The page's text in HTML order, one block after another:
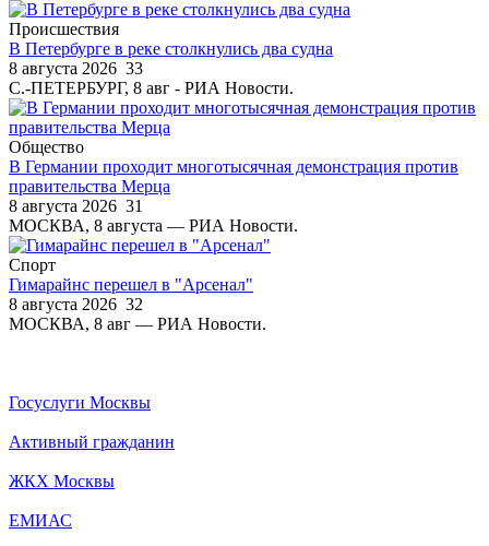
Происшествия
В Петербурге в реке столкнулись два судна
8 августа 2026 33
С.-ПЕТЕРБУРГ, 8 авг - РИА Новости.
Общество
В Германии проходит многотысячная демонстрация против
правительства Мерца
8 августа 2026 31
МОСКВА, 8 августа — РИА Новости.
Спорт
Гимарайнс перешел в "Арсенал"
8 августа 2026 32
МОСКВА, 8 авг — РИА Новости.
Госуслуги Москвы
Активный гражданин
ЖКХ Москвы
ЕМИАС